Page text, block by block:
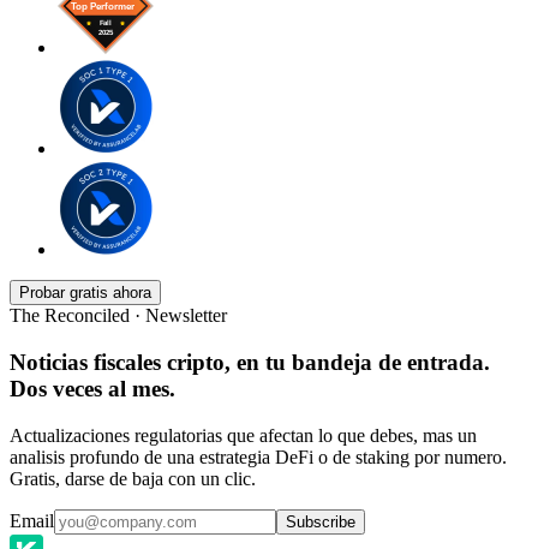
Probar gratis ahora
The Reconciled · Newsletter
Noticias fiscales cripto, en tu bandeja de entrada.
Dos veces al mes.
Actualizaciones regulatorias que afectan lo que debes, mas un
analisis profundo de una estrategia DeFi o de staking por numero.
Gratis, darse de baja con un clic.
Email Subscribe